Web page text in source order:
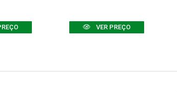
VER PREÇO